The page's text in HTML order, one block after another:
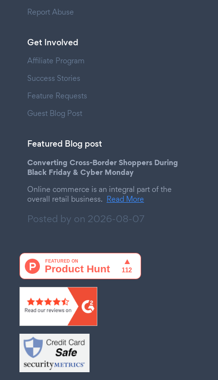
Report Abuse
Get Involved
Affiliate Program
Success Stories
Feature Requests
Guest Blog Post
Featured Blog post
Converting Cross-Border Shoppers During
Black Friday & Cyber Monday
Online commerce is an integral part of the
overall retail business. Read More
Posted by on 2026-08-07